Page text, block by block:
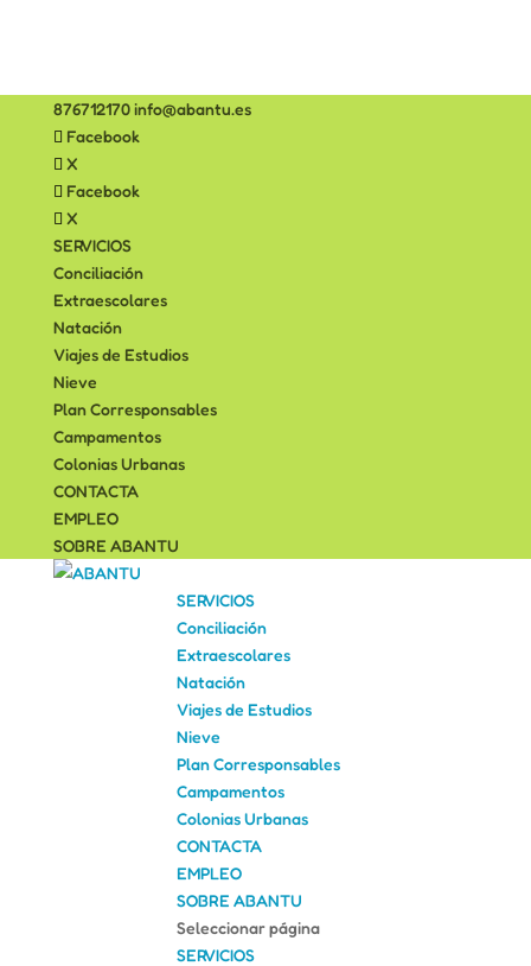
876712170info@abantu.es
Facebook
X
Facebook
X
SERVICIOS
Conciliación
Extraescolares
Natación
Viajes de Estudios
Nieve
Plan Corresponsables
Campamentos
Colonias Urbanas
CONTACTA
EMPLEO
SOBRE ABANTU
SERVICIOS
Conciliación
Extraescolares
Natación
Viajes de Estudios
Nieve
Plan Corresponsables
Campamentos
Colonias Urbanas
CONTACTA
EMPLEO
SOBRE ABANTU
Seleccionar página
SERVICIOS